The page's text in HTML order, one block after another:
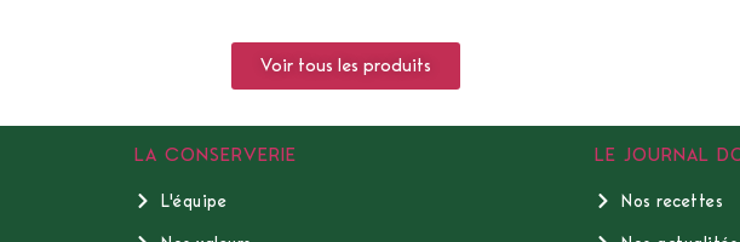
Voir tous les produits
LA CONSERVERIE
L'équipe
LE JOURNAL
Nos recettes